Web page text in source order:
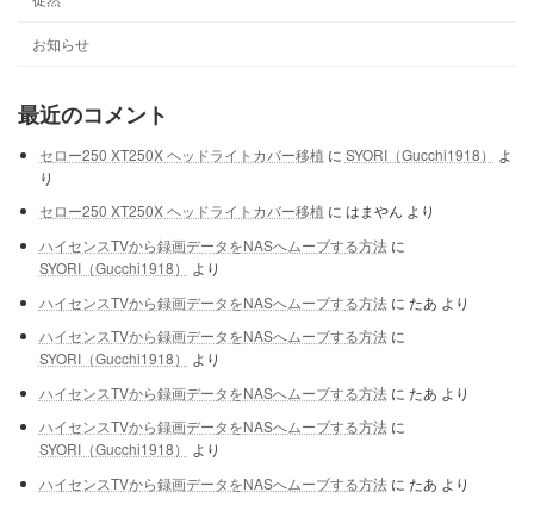
お知らせ
最近のコメント
セロー250 XT250X ヘッドライトカバー移植 に SYORI（Gucchi1918）
よ
り
セロー250 XT250X ヘッドライトカバー移植 に はまやん より
ハイセンスTVから録画データをNASへムーブする方法に
SYORI（Gucchi1918）
より
ハイセンスTVから録画データをNASへムーブする方法に たあ より
ハイセンスTVから録画データをNASへムーブする方法に
SYORI（Gucchi1918）
より
ハイセンスTVから録画データをNASへムーブする方法に たあ より
ハイセンスTVから録画データをNASへムーブする方法に
SYORI（Gucchi1918）
より
ハイセンスTVから録画データをNASへムーブする方法に たあ より